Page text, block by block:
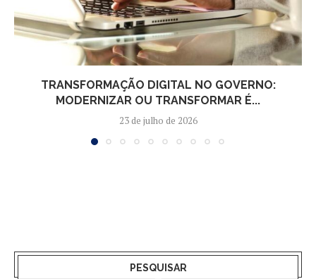
TRANSFORMAÇÃO DIGITAL NO GOVERNO:
MODERNIZAR OU TRANSFORMAR É...
23 de julho de 2026
PESQUISAR